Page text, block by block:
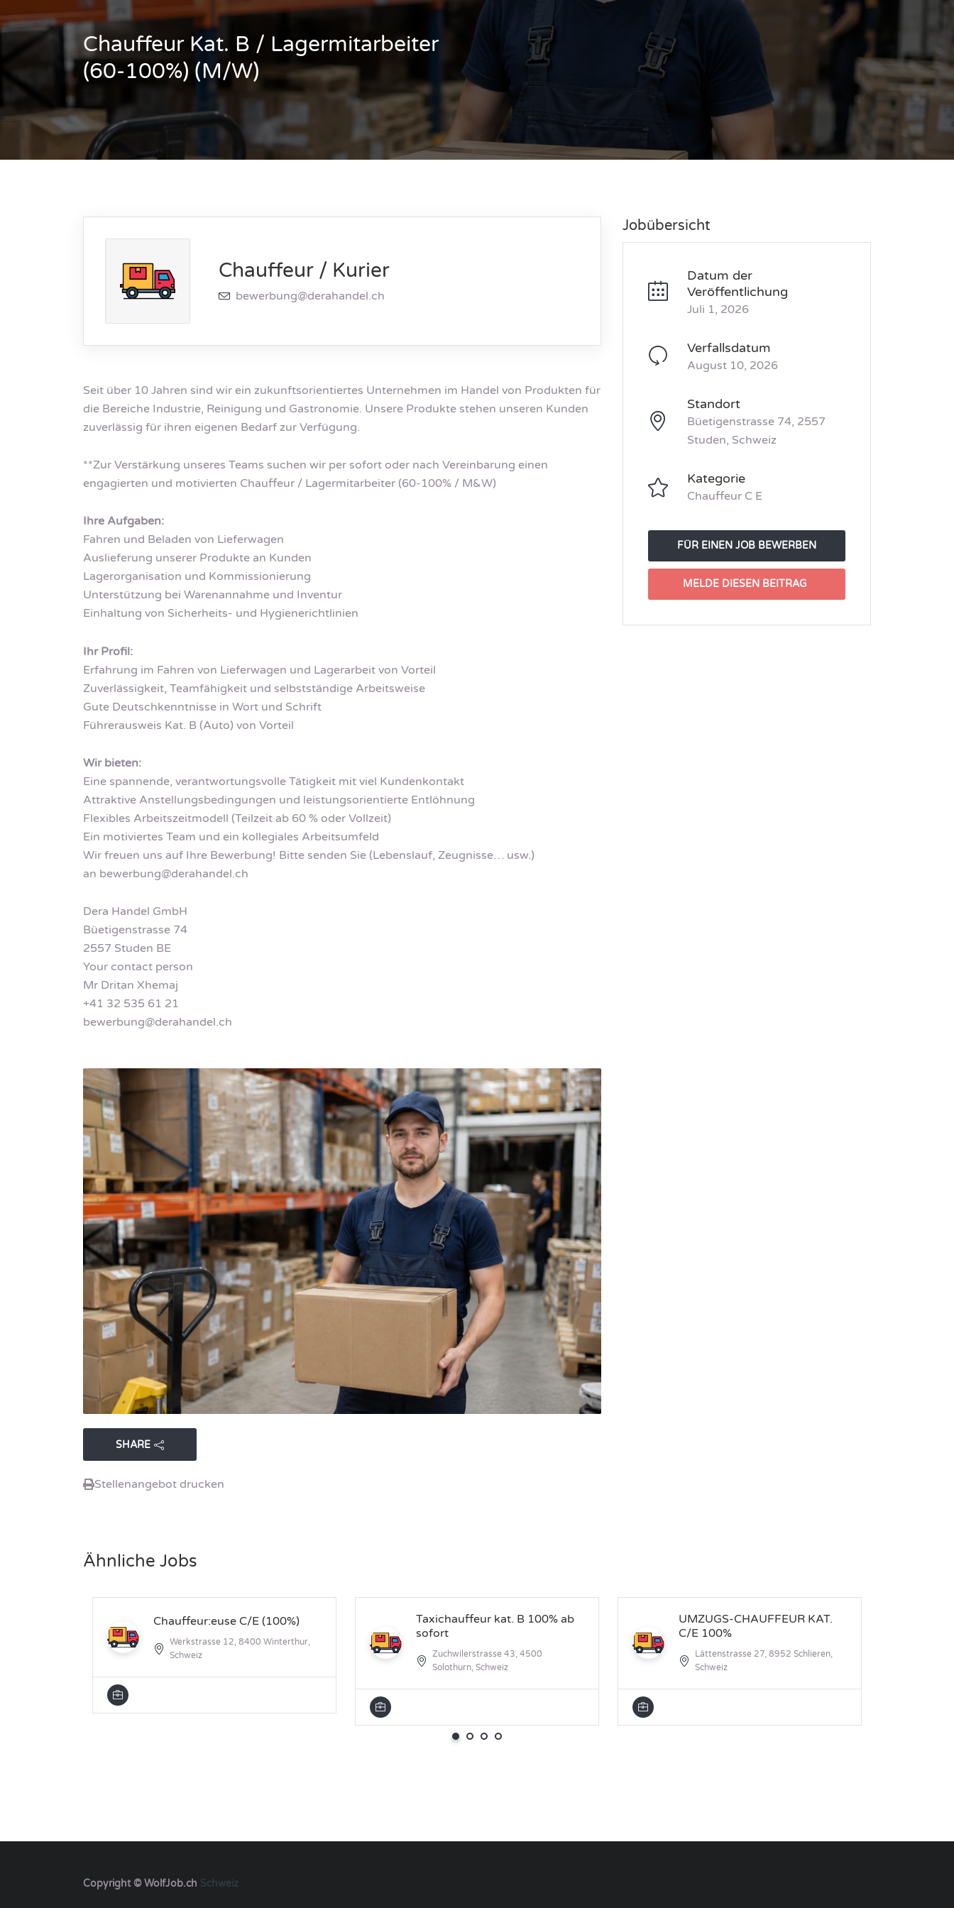
Chauffeur Kat. B / Lagermitarbeiter
(60-100%) (M/W)
Chauffeur / Kurier
bewerbung@derahandel.ch
Seit über 10 Jahren sind wir ein zukunftsorientiertes Unternehmen im Handel von Produkten für
die Bereiche Industrie, Reinigung und Gastronomie. Unsere Produkte stehen unseren Kunden
zuverlässig für ihren eigenen Bedarf zur Verfügung.
**Zur Verstärkung unseres Teams suchen wir per sofort oder nach Vereinbarung einen
engagierten und motivierten Chauffeur / Lagermitarbeiter (60-100% / M&W)
Ihre Aufgaben:
Fahren und Beladen von Lieferwagen
Auslieferung unserer Produkte an Kunden
Lagerorganisation und Kommissionierung
Unterstützung bei Warenannahme und Inventur
Einhaltung von Sicherheits- und Hygienerichtlinien
Ihr Profil:
Erfahrung im Fahren von Lieferwagen und Lagerarbeit von Vorteil
Zuverlässigkeit, Teamfähigkeit und selbstständige Arbeitsweise
Gute Deutschkenntnisse in Wort und Schrift
Führerausweis Kat. B (Auto) von Vorteil
Wir bieten:
Eine spannende, verantwortungsvolle Tätigkeit mit viel Kundenkontakt
Attraktive Anstellungsbedingungen und leistungsorientierte Entlöhnung
Flexibles Arbeitszeitmodell (Teilzeit ab 60 % oder Vollzeit)
Ein motiviertes Team und ein kollegiales Arbeitsumfeld
Wir freuen uns auf Ihre Bewerbung! Bitte senden Sie (Lebenslauf, Zeugnisse… usw.)
an bewerbung@derahandel.ch
Dera Handel GmbH
Büetigenstrasse 74
2557 Studen BE
Your contact person
Mr Dritan Xhemaj
+41 32 535 61 21
bewerbung@derahandel.ch
SHARE
Stellenangebot drucken
Jobübersicht
Datum der
Veröffentlichung
Juli 1, 2026
Verfallsdatum
August 10, 2026
Standort
Büetigenstrasse 74, 2557
Studen, Schweiz
Kategorie
Chauffeur C E
FÜR EINEN JOB BEWERBEN
MELDE DIESEN BEITRAG
Ähnliche Jobs
Chauffeur:euse C/E (100%)
Werkstrasse 12, 8400 Winterthur,
Schweiz
Taxichauffeur kat. B 100% ab
sofort
Zuchwilerstrasse 43, 4500
Solothurn, Schweiz
UMZUGS-CHAUFFEUR KAT.
C/E 100%
Lättenstrasse 27, 8952 Schlieren,
Schweiz
Copyright © WolfJob.ch Schweiz